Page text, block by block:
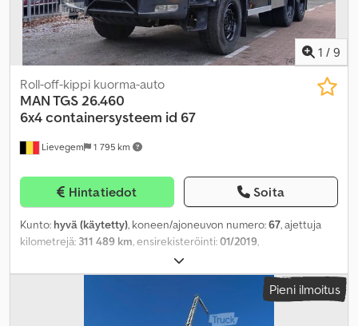
1 / 9
Lievegem 1 795 km
Roll-off-kippi kuorma-auto
MAN TGS 26.460
6x4containersysteem id 67
Hintatiedot Soita
Kunto: hyvä (käytetty), koneen/ajoneuvon numero:67, ajettuja
kilometrejä: 311 489 km, ensirekisteröinti:01/2019,
, akselikokoonpano:
päästöluokka:Euro 6, Valmistusvuosi:2019,
Pieni ilmoitus